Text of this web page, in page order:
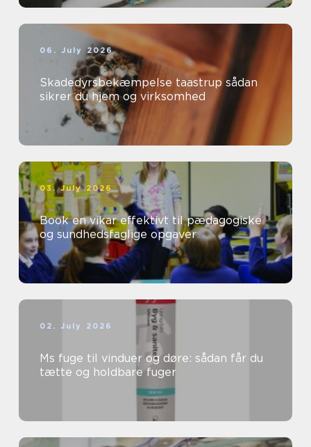
06. July 2026
Skadedyrsbekæmpelse taastrup sådan
sikrer du hjem og virksomhed
03. July 2026
Book en vikar effektivt til pædagogiske
og sundhedsfaglige opgaver
02. July 2026
Ms fuge til vinduer og døre: sådan får du
tætte og holdbare fuger